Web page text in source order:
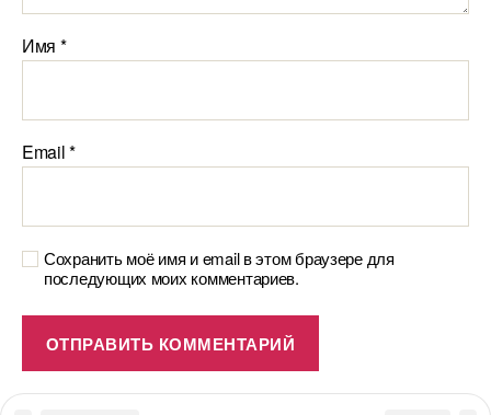
Имя *
Email*
Сохранить моё имя и email в этом браузере для
последующих моих комментариев.